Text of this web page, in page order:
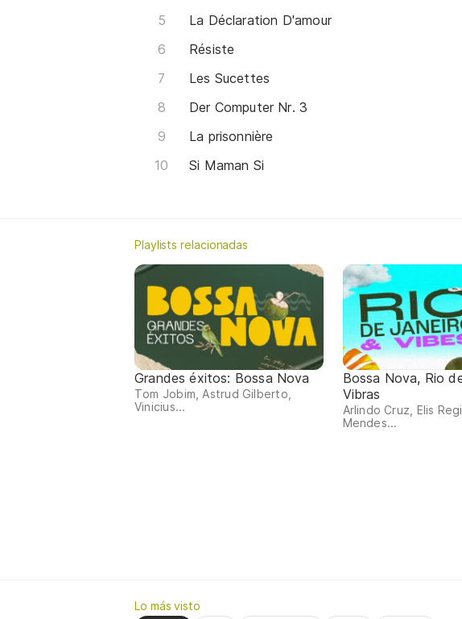
La Déclaration D'amour
Résiste
Les Sucettes
Der Computer Nr. 3
La prisonnière
Si Maman Si
Playlists relacionadas
Grandes éxitos: Bossa Nova
Tom Jobim, Astrud Gilberto,
Vinicius...
Bossa Nova, Rio
Vibras
Arlindo Cruz, Elis
Mendes...
Lo más visto